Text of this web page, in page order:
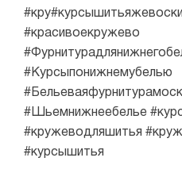
#красивоекружево
#Курсыпонижнемубелью
#Шьемнижнеебелье
#кружеводляшитья
#курсышитья